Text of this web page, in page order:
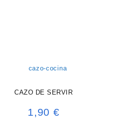
CAZO DE SERVIR
1,90 €